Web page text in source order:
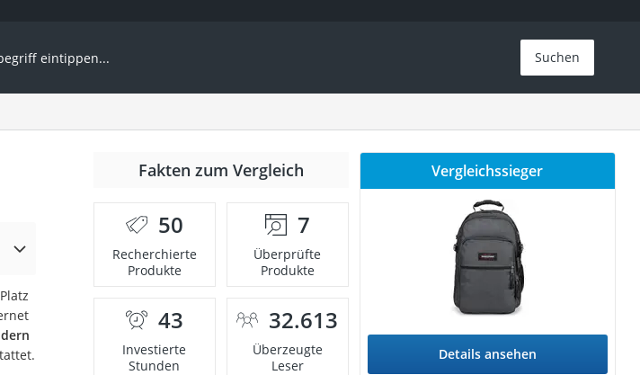
Suchen
Fakten zum Vergleich
50
Recherchierte
Produkte
7
Überprüfte
Produkte
43
Investierte
Stunden
32.613
Überzeugte
Leser
Vergleichssieger
Details ansehen